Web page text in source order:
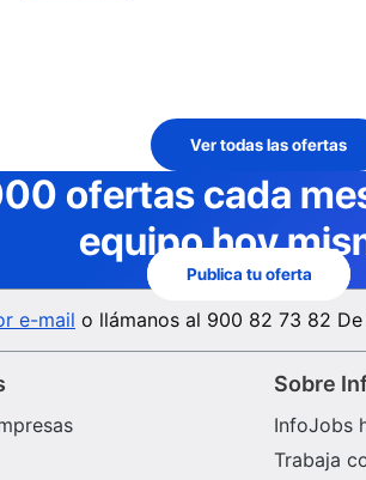
Ver todas las ofertas
ofertas cada
equipo hoy
Publica tu oferta
e-mail o llámanos al 900 82 73 82
Sobre
InfoJobs
Trabaja